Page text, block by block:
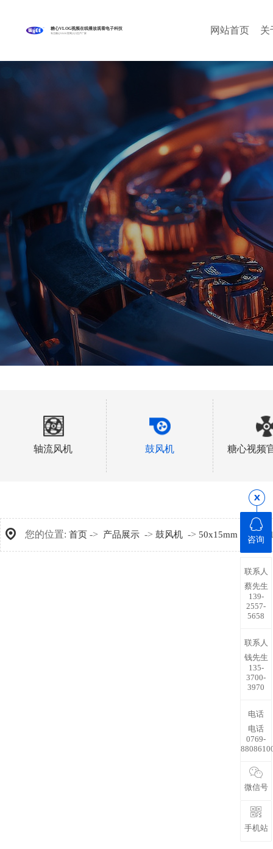
糖心VLOG视频在线播放观看电子科技
专注糖心VLOG官网入口生产厂家 网站首页 关
轴流风机 鼓风机 糖心视频
您的位置: 首页 -> 产品展示 -> 鼓风机 -> 50x15mm ->
咨询
联系人
蔡先生
139-
2557-
5658
联系人
钱先生
135-
3700-
3970
电话
电话
0769-
微信号
手机站